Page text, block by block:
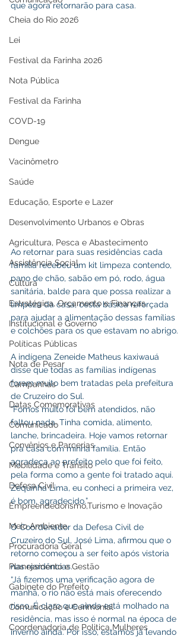
Cheia do Rio 2026
Lei
Festival da Farinha 2026
Nota Pública
Festival da Farinha
COVD-19
Dengue
Vacinômetro
Saúde
Educação, Esporte e Lazer
Desenvolvimento Urbanos e Obras
Agricultura, Pesca e Abastecimento
Assistência Social
Cultura
Estratégica, Orçamento e Finanças
Institucional e Governo
Políticas Públicas
Nota de Pesar
Campanhas
Datas Comemorativas
Comunicado
Convênios e Parcerias
Mobilidade e Trânsito
Defesa Civil
Empreendedorismo,Turismo e Inovação
Meio Ambiente
Procuradoria Geral
Planejamento e Gestão
Gabinete do Prefeito
Comunicação e Cerimonial
Coordenadoria de Politica Mulheres
que agora retornarão para casa.
Ao retornar para suas residências cada
família recebeu um kit limpeza contendo,
pano de chão, sabão em pó, rodo, água
sanitária, balde para que possa realizar a
limpeza da casa, cesta básica reforçada
para ajudar a alimentação dessas famílias
e colchões para os que estavam no abrigo.
A indígena Zeneide Matheus kaxiwauá
disse que todas as famílias indígenas
foram muito bem tratadas pela prefeitura
de Cruzeiro do Sul.
“Fomos muito foi bem atendidos, não
faltou nada. Tinha comida, alimento,
lanche, brincadeira. Hoje vamos retornar
pra casa com minha família. Então
agradeça ao prefeito pelo que foi feito,
pela forma como a gente foi tratado aqui.
Zequinha Lima, eu conheci a primeira vez,
é bom, agradecido.”
O Coordenador da Defesa Civil de
Cruzeiro do Sul, José Lima, afirmou que o
retorno começou a ser feito após vistoria
nas residências.
“Já fizemos uma verificação agora de
manhã, o rio não está mais oferecendo
risco. É claro que ainda está molhado na
residência, mas isso é normal na época de
inverno ainda. Por isso, estamos já levando